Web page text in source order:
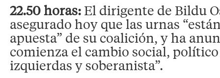
22.50 horas: El dirigente de Bildu
asegurado hoy que las urnas
apuesta” de su coalición, y ha
comienza el cambio social,
izquierdas y soberanista”.